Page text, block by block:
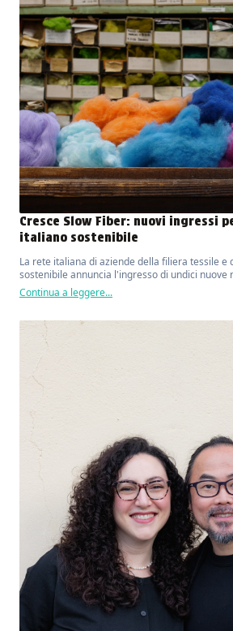
Cresce Slow Fiber: nuovi ingressi
italiano sostenibile
La rete italiana di aziende della filiera tessile
sostenibile annuncia l'ingresso di undici nuove
Continua a leggere...